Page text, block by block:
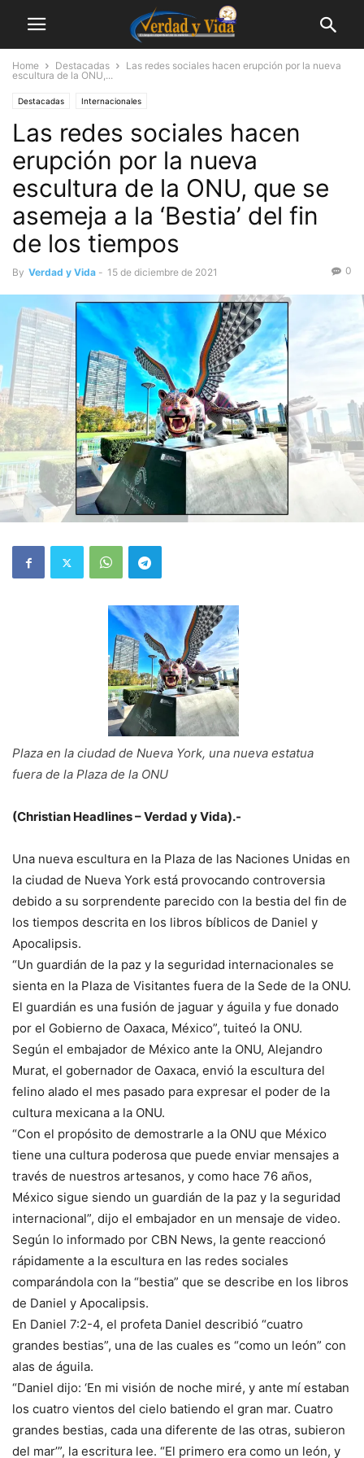
Home Destacadas
Las redes sociales hacen erupción por la nueva
escultura de la ONU,...
Destacadas Internacionales
Las redes sociales hacen
erupción por la nueva
escultura de la ONU, que se
asemeja a la ‘Bestia’ del fin
de los tiempos
By Verdad y Vida - 15 de diciembre de 2021 0
Plaza en la ciudad de Nueva York, una nueva estatua
fuera de la Plaza de la ONU
(Christian Headlines – Verdad y Vida).-
Una nueva escultura en la Plaza de las Naciones Unidas en
la ciudad de Nueva York está provocando controversia
debido a su sorprendente parecido con la bestia del fin de
los tiempos descrita en los libros bíblicos de Daniel y
Apocalipsis.
“Un guardián de la paz y la seguridad internacionales se
sienta en la Plaza de Visitantes fuera de la Sede de la ONU.
El guardián es una fusión de jaguar y águila y fue donado
por el Gobierno de Oaxaca, México”, tuiteó la ONU.
Según el embajador de México ante la ONU, Alejandro
Murat, el gobernador de Oaxaca, envió la escultura del
felino alado el mes pasado para expresar el poder de la
cultura mexicana a la ONU.
“Con el propósito de demostrarle a la ONU que México
tiene una cultura poderosa que puede enviar mensajes a
través de nuestros artesanos, y como hace 76 años,
México sigue siendo un guardián de la paz y la seguridad
internacional”, dijo el embajador en un mensaje de video.
Según lo informado por CBN News, la gente reaccionó
rápidamente a la escultura en las redes sociales
comparándola con la “bestia” que se describe en los libros
de Daniel y Apocalipsis.
En Daniel 7:2-4, el profeta Daniel describió “cuatro
grandes bestias”, una de las cuales es “como un león” con
alas de águila.
“Daniel dijo: ‘En mi visión de noche miré, y ante mí estaban
los cuatro vientos del cielo batiendo el gran mar. Cuatro
grandes bestias, cada una diferente de las otras, subieron
del mar’”, la escritura lee. “El primero era como un león, y